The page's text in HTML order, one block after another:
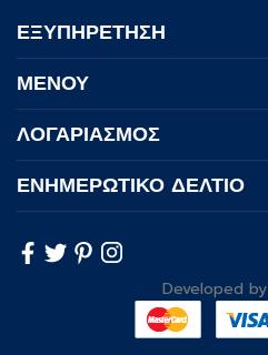
ΕΞΥΠΗΡΕΤΗΣΗ
ΜΕΝΟΥ
ΛΟΓΑΡΙΑΣΜΟΣ
ΕΝΗΜΕΡΩΤΙΚΟ ΔΕΛΤΙΟ
Developed by